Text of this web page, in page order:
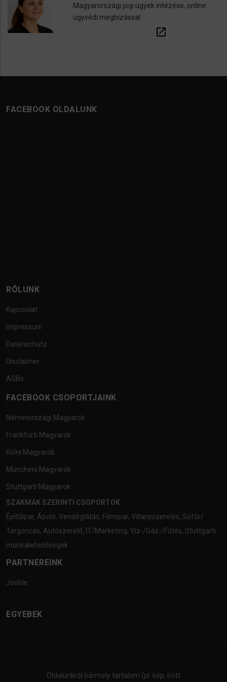
Magyarországi jogi ügyek intézése, online
ügyvédi megbízással
open_in_new
FACEBOOK OLDALUNK
RÓLUNK
Kapcsolat
Impressum
Datenschutz
Disclaimer
AGBs
FACEBOOK CSOPORTJAINK
Németországi Magyarok
Frankfurti Magyarok
Kölni Magyarok
Müncheni Magyarok
Stuttgarti Magyarok
SZAKMÁK SZERINTI CSOPORTOK
Építőipar, Ápoló, Vendéglátás, Fémipar, Villanyszerelés, Sofőr/
Targoncás, Autószerelő, IT/Marketing, Víz-/Gáz-/Fűtés, Stuttgarti
munkalehetőségek
PARTNEREINK
Jooble
EGYEBEK
Oldalunkról bármely tartalom (pl. kép, írott